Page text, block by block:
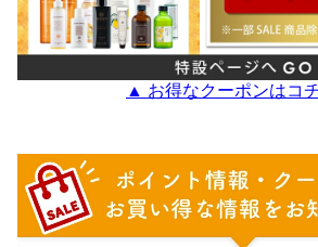
▲ お得なクーポンはコ